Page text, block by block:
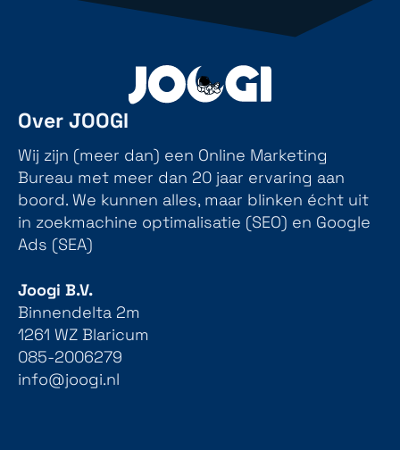
Over JOOGI
Wij zijn (meer dan) een Online Marketing
Bureau met meer dan 20 jaar ervaring aan
boord. We kunnen alles, maar blinken écht uit
in zoekmachine optimalisatie (SEO) en Google
Ads (SEA)
Joogi B.V.
Binnendelta 2m
1261 WZ Blaricum
085-2006279
info@joogi.nl